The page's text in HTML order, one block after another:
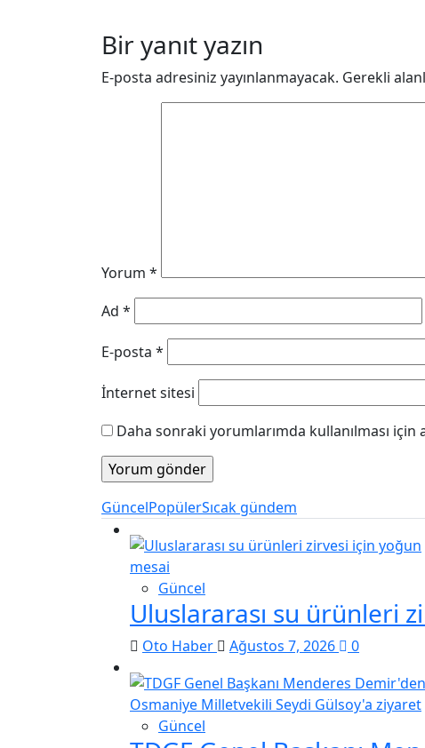
Bir yanıt yazın
E-posta adresiniz yayınlanmayacak. Gerekli
Yorum *
Ad *
E-posta *
İnternet sitesi
Daha sonraki yorumlarımda kullanılması
GüncelPopülerSıcak gündem
Güncel
Uluslararası su ürünleri
Oto Haber Ağustos 7, 2026 0
Güncel